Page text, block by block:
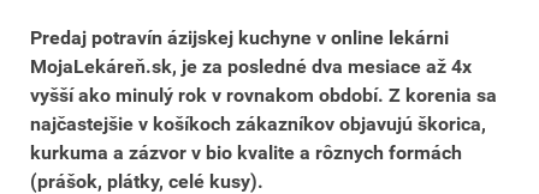
Predaj potravín ázijskej kuchyne v online lekárni
MojaLekáreň.sk, je za posledné dva mesiace až 4x
vyšší ako minulý rok v rovnakom období. Z korenia sa
najčastejšie v košíkoch zákazníkov objavujú škorica,
kurkuma a zázvor v bio kvalite a rôznych formách
(prášok, plátky, celé kusy).